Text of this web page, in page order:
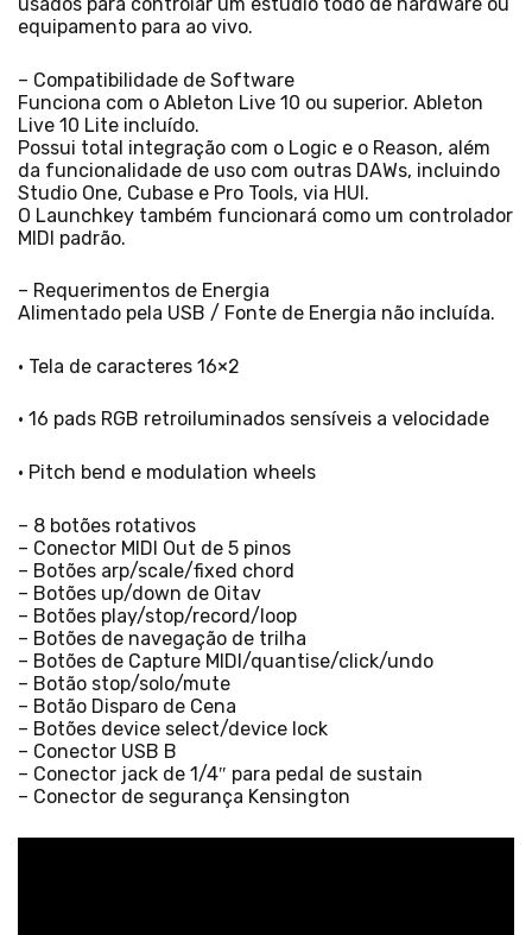
equipamento para ao vivo.
– Compatibilidade de Software
Funciona com o Ableton Live 10 ou superior. Ableton
Live 10 Lite incluído.
Possui total integração com o Logic e o Reason, além
da funcionalidade de uso com outras DAWs, incluindo
Studio One, Cubase e Pro Tools, via HUI.
O Launchkey também funcionará como um controlador
MIDI padrão.
– Requerimentos de Energia
Alimentado pela USB / Fonte de Energia não incluída.
• Tela de caracteres 16×2
• 16 pads RGB retroiluminados sensíveis a velocidade
• Pitch bend e modulation wheels
– 8 botões rotativos
– Conector MIDI Out de 5 pinos
– Botões arp/scale/fixed chord
– Botões up/down de Oitav
– Botões play/stop/record/loop
– Botões de navegação de trilha
– Botões de Capture MIDI/quantise/click/undo
– Botão stop/solo/mute
– Botão Disparo de Cena
– Botões device select/device lock
– Conector USB B
– Conector jack de 1/4″ para pedal de sustain
– Conector de segurança Kensington